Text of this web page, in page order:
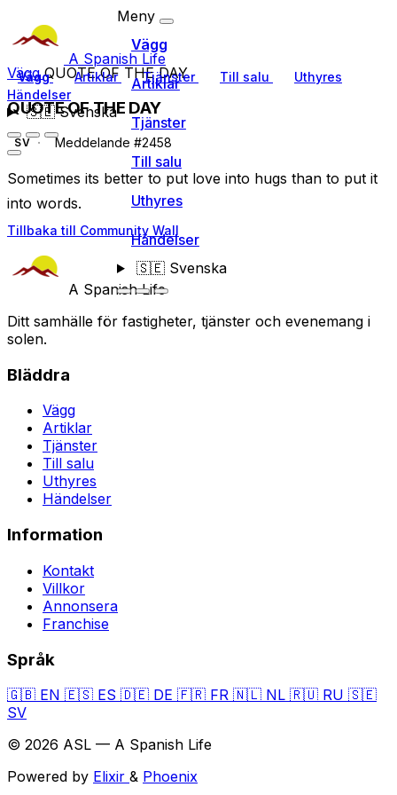
A Spanish Life
Vägg Artiklar Tjänster Till salu
Uthyres
Händelser
🇸🇪Svenska
Meny
Vägg
Artiklar
Tjänster
Till salu
Uthyres
Händelser
🇸🇪Svenska
VäggQUOTE OF THE DAY
QUOTE OF THE DAY
SV Meddelande #2458
Sometimes its better to put love into hugs than to put it
into words.
Tillbaka till Community Wall
A Spanish Life
Ditt samhälle för fastigheter, tjänster och evenemang i
solen.
Bläddra
Vägg
Artiklar
Tjänster
Till salu
Uthyres
Händelser
Information
Kontakt
Villkor
Annonsera
Franchise
Språk
🇬🇧 EN 🇪🇸 ES 🇩🇪 DE 🇫🇷 FR 🇳🇱 NL 🇷🇺 RU 🇸🇪
SV
© 2026 ASL — A Spanish Life
Powered by Elixir & Phoenix